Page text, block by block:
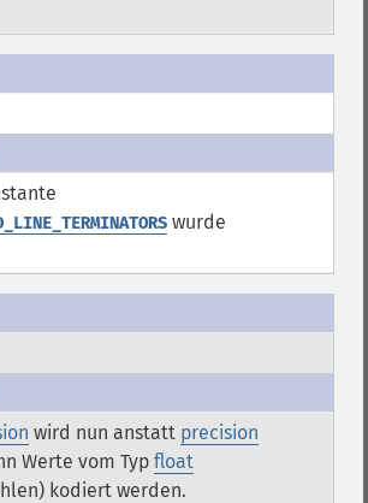
wurde
wird nun anstatt precision
Werte vom Typ float
kodiert werden.